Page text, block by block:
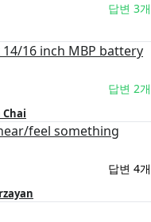
답변 3개
16 inch MBP battery
답변 2개
Chai
feel something
답변 4개